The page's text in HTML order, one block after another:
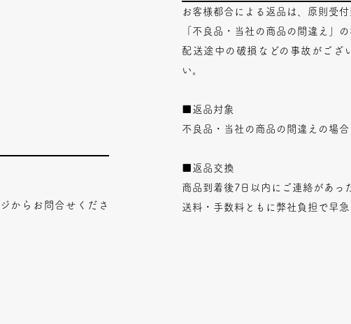
からお問合せくださ
お客様都合による返品は、原則受付
「不良品・当社の商品の間違え」
配送途中の破損などの事故がござ
い。
■返品対象
不良品・当社の商品の間違えの場合
■返品交換
商品到着後7日以内にご連絡があっ
送料・手数料ともに弊社負担で早急